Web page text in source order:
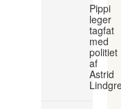
Pippi
leger
tagfat
med
politiet
af
Astrid